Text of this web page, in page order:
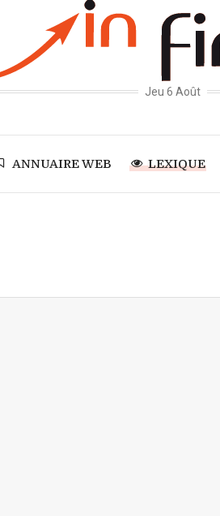
Jeu 6 Août
ANNUAIRE WEB LEXIQUE